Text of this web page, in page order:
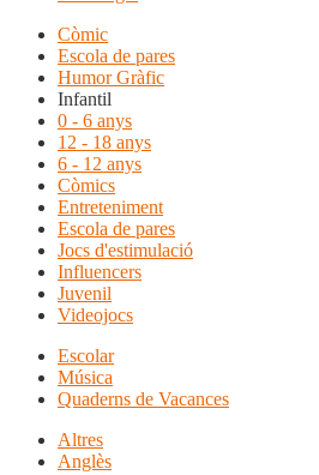
Còmic
Escola de pares
Humor Gràfic
Infantil
0 - 6 anys
12 - 18 anys
6 - 12 anys
Còmics
Entreteniment
Escola de pares
Jocs d'estimulació
Influencers
Juvenil
Videojocs
Escolar
Música
Quaderns de Vacances
Altres
Anglès